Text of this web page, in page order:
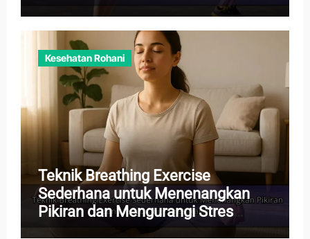
Kesehatan Rohani
Teknik Breathing Exercise
Sederhana untuk Menenangkan
Pikiran dan Mengurangi Stres
Harian